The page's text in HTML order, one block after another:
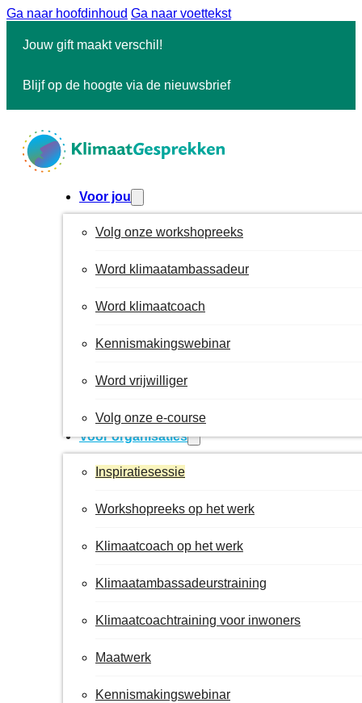
Ga naar hoofdinhoud Ga naar voettekst
Jouw gift maakt verschil!
Blijf op de hoogte via de nieuwsbrief
Voor jou
Volg onze workshopreeks
Word klimaatambassadeur
Word klimaatcoach
Kennismakingswebinar
Word vrijwilliger
Volg onze e-course
Voor organisaties
Inspiratiesessie
Workshopreeks op het werk
Klimaatcoach op het werk
Klimaatambassadeurstraining
Klimaatcoachtraining voor inwoners
Maatwerk
Kennismakingswebinar